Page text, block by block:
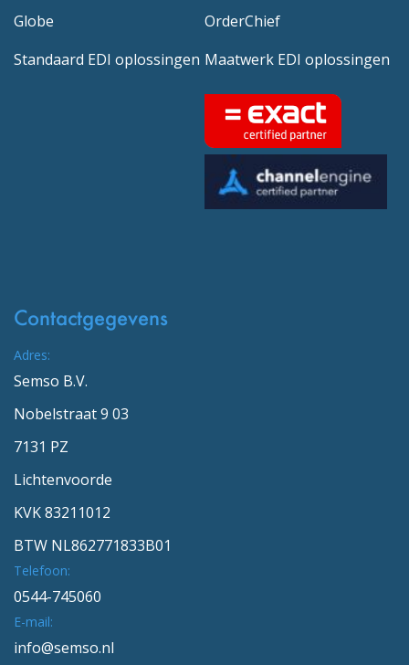
Globe
Standaard EDI oplossingen
OrderChief
Maatwerk EDI oplossingen
Contactgegevens
Adres:
Semso B.V.
Nobelstraat 9 03
7131 PZ
Lichtenvoorde
KVK 83211012
BTW NL862771833B01
Telefoon:
0544-745060
E-mail:
info@semso.nl